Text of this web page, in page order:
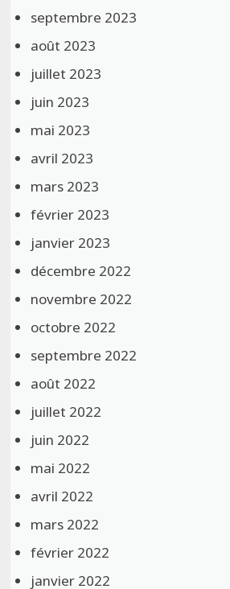
septembre 2023
août 2023
juillet 2023
juin 2023
mai 2023
avril 2023
mars 2023
février 2023
janvier 2023
décembre 2022
novembre 2022
octobre 2022
septembre 2022
août 2022
juillet 2022
juin 2022
mai 2022
avril 2022
mars 2022
février 2022
janvier 2022